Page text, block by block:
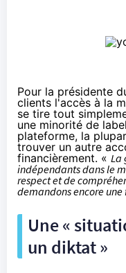
Pour la présidente
clients l'accès à la
se tire tout
une minorité de
plateforme, la
trouver un autre
financièrement. « La
indépendants dans le
respect et de
demandons encore une
Une «
un diktat »